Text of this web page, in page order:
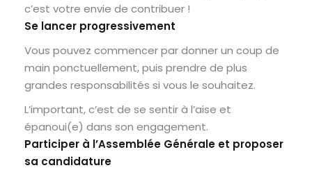
c’est votre envie de contribuer !
Se lancer progressivement
Vous pouvez commencer par donner un coup de
main ponctuellement, puis prendre de plus
grandes responsabilités si vous le souhaitez.
L’important, c’est de se sentir à l’aise et
épanoui(e) dans son engagement.
Participer à l’Assemblée Générale et proposer
sa candidature